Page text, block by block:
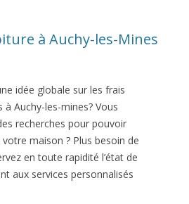
à Auchy-les-Mines
idée globale sur les frais
à Auchy-les-mines? Vous
recherches pour pouvoir
maison ? Plus besoin de
en toute rapidité l’état de
aux services personnalisés